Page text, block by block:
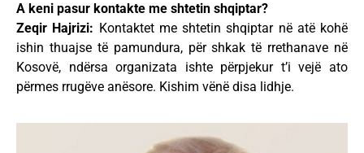
A keni pasur kontakte me shtetin shqiptar?
Zeqir Hajrizi: Kontaktet me shtetin shqiptar në atë kohë
ishin thuajse të pamundura, për shkak të rrethanave në
Kosovë, ndërsa organizata ishte përpjekur t’i vejë ato
përmes rrugëve anësore. Kishim vënë disa lidhje.